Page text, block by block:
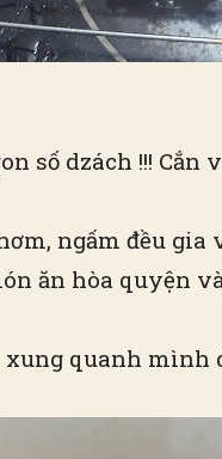
số dzách !!!
ngấm đều
ăn hòa quyện
quanh mình